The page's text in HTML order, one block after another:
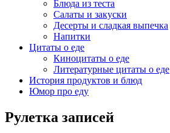
Блюда из теста
Салаты и закуски
Десерты и сладкая выпечка
Напитки
Цитаты о еде
Киноцитаты о еде
Литературные цитаты o еде
История продуктов и блюд
Юмор про еду
Рулетка записей